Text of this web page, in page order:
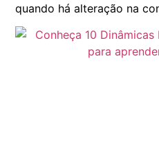
quando há alteração na